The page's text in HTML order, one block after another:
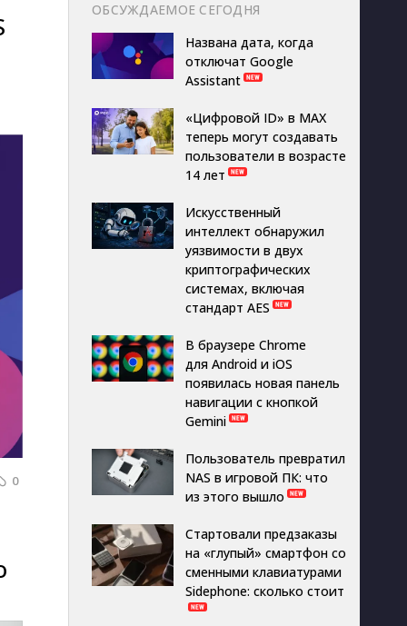
0
ОБСУЖДАЕМОЕ СЕГОДНЯ
Названа дата, когда
отключат Google
Assistant
«Цифровой ID» в MAX
теперь могут создавать
пользователи в возрасте
14 лет
Искусственный
интеллект обнаружил
уязвимости в двух
криптографических
системах, включая
стандарт AES
В браузере Chrome
для Android и iOS
появилась новая панель
навигации с кнопкой
Gemini
Пользователь превратил
NAS в игровой ПК: что
из этого вышло
Стартовали предзаказы
на «глупый» смартфон со
сменными клавиатурами
Sidephone: сколько стоит